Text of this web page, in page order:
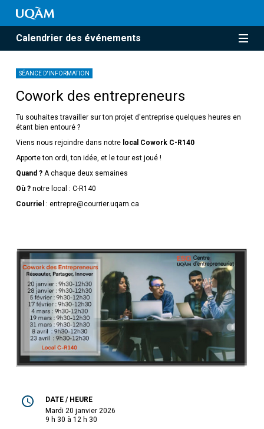
Calendrier des événements
SÉANCE D'INFORMATION
Cowork des entrepreneurs
Tu souhaites travailler sur ton projet d'entreprise quelques heures en
étant bien entouré ?
Viens nous rejoindre dans notre local Cowork C-R140
Apporte ton ordi, ton idée, et le tour est joué !
Quand ?A chaque deux semaines
Où ?notre local : C-R140
Courriel : entrepre@courrier.uqam.ca
DATE / HEURE
mardi 20 janvier 2026
9 h 30 à 12 h 30